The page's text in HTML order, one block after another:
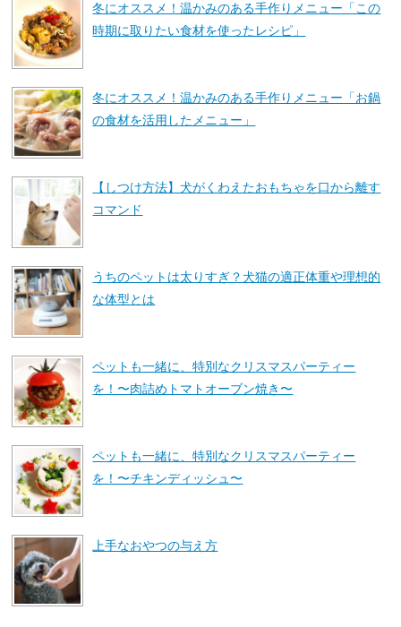
冬にオススメ！温かみのある手作りメニュー「この
時期に取りたい食材を使ったレシピ」
冬にオススメ！温かみのある手作りメニュー「お鍋
の食材を活用したメニュー」
【しつけ方法】犬がくわえたおもちゃを口から離す
コマンド
うちのペットは太りすぎ？犬猫の適正体重や理想的
な体型とは
ペットも一緒に、特別なクリスマスパーティー
を！〜肉詰めトマトオーブン焼き〜
ペットも一緒に、特別なクリスマスパーティー
を！〜チキンディッシュ〜
上手なおやつの与え方